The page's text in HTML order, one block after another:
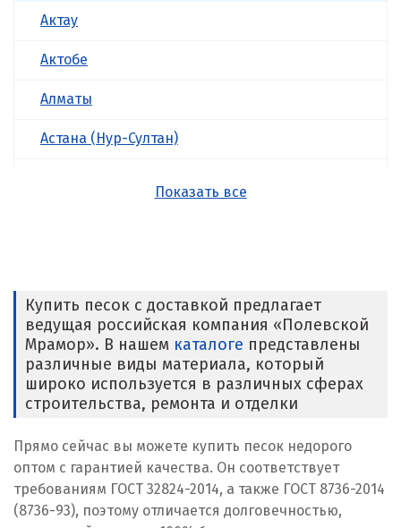
Актау
Актобе
Алматы
Астана (Нур-Султан)
Жезказган
К
Казахстан
Караганда
Костанай
Показать все
Купить песок с доставкой предлагает
ведущая российская компания «Полевской
Мрамор». В нашем каталоге представлены
различные виды материала, который
широко используется в различных сферах
строительства, ремонта и отделки
Прямо сейчас вы можете купить песок недорого
оптом с гарантией качества. Он соответствует
требованиям ГОСТ 32824-2014, а также ГОСТ 8736-2014
(8736-93), поэтому отличается долговечностью,